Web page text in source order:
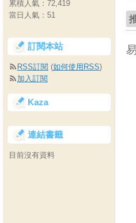
累積人氣： 72,419
當日人氣： 51
訂閱本站
RSS訂閱 (如何使用RSS)
加入訂閱
Kaza
連結書籤
目前沒有資料